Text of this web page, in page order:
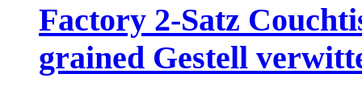
Factory 2-Satz
grained Gestell